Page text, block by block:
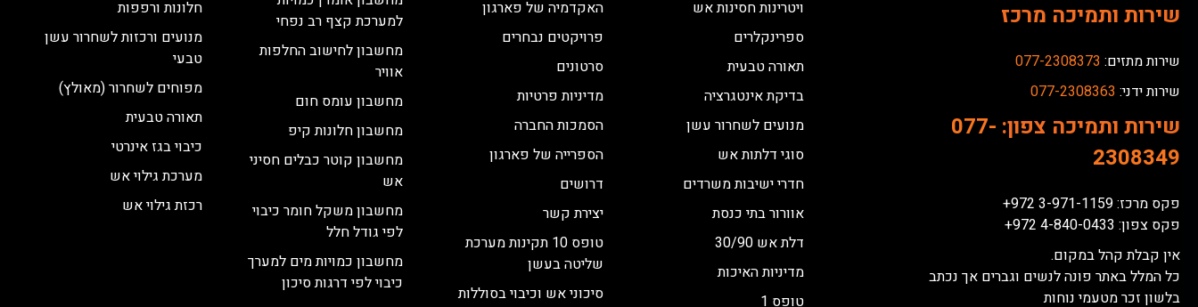
ויטרינות חסינות אש
ספרינקלרים
תאורה טבעית
בדיקת אינטגרציה
מנועים לשחרור עשן
סוגי דלתות אש
חדרי ישיבות משרדים
אוורור בתי כנסת
דלת אש 30/90
מדיניות האיכות
טופס 1
האקדמיה של פארגון
פרויקטים נבחרים
סרטונים
מדיניות פרטיות
הסמכות החברה
הספרייה של פארגון
דרושים
יצירת קשר
טופס 10 תקינות מערכת
שליטה בעשן
סיכוני אש וכיבוי בסוללות
למערכת קצף רב נפחי
מחשבון לחישוב החלפות
אוויר
מחשבון עומס חום
מחשבון חלונות קיפ
מחשבון קוטר כבלים חסיני
אש
מחשבון משקל חומר כיבוי
לפי גודל חלל
מחשבון כמויות מים למערך
כיבוי לפי דרגות סיכון
חלונות ורפפות
מנועים ורכזות לשחרור עשן
טבעי
מפוחים לשחרור (מאולץ)
תאורה טבעית
כיבוי בגז אינרטי
מערכת גילוי אש
רכזת גילוי אש
שירות ותמיכה מרכז
שירות מתזים: 077-2308373
שירות ידני: 077-2308363
שירות ותמיכה צפון: 077-
2308349
פקס מרכז: 3-971-1159 972+
פקס צפון: 4-840-0433 972+
אין קבלת קהל במקום.
כל המלל באתר פונה לנשים וגברים אך נכתב
בלשון זכר מטעמי נוחות